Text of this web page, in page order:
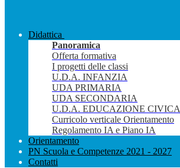
Didattica
Panoramica
Offerta formativa
I progetti delle classi
U.D.A. INFANZIA
UDA PRIMARIA
UDA SECONDARIA
U.D.A. EDUCAZIONE CIVICA
Curricolo verticale Orientamento
Regolamento IA e Piano IA
Orientamento
PN Scuola e Competenze 2021 - 2027
Contatti